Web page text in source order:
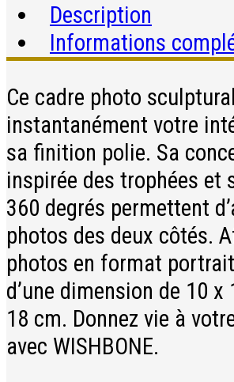
Description
Informations
Ce cadre photo
instantanément votre
sa finition polie. Sa
inspirée des trophées et
360 degrés permettent
photos des deux côtés.
photos en format
d’une dimension de 10 x
18 cm. Donnez vie à
avec WISHBONE.